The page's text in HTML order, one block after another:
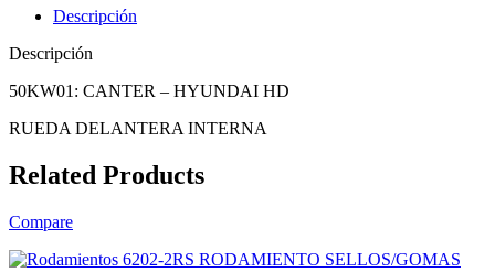
Descripción
Descripción
50KW01: CANTER – HYUNDAI HD
RUEDA DELANTERA INTERNA
Related Products
Compare